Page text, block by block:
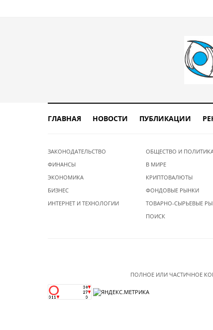
ГЛАВНАЯ НОВОСТИ ПУБЛИКАЦИИ
ЗАКОНОДАТЕЛЬСТВО
ФИНАНСЫ
ЭКОНОМИКА
БИЗНЕС
ИНТЕРНЕТ И ТЕХНОЛОГИИ
ОБЩЕСТВО И
В МИРЕ
КРИПТОВАЛЮТЫ
ФОНДОВЫЕ РЫНКИ
ТОВАРНО-СЫРЬЕВЫЕ
ПОИСК
ПОЛНОЕ ИЛИ ЧАСТИЧНОЕ